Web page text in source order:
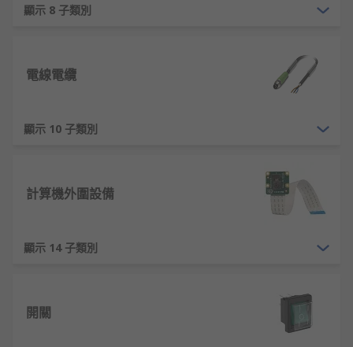
顯示 8 子類別
電線電纜
顯示 10 子類別
計算機外圍設備
顯示 14 子類別
開關